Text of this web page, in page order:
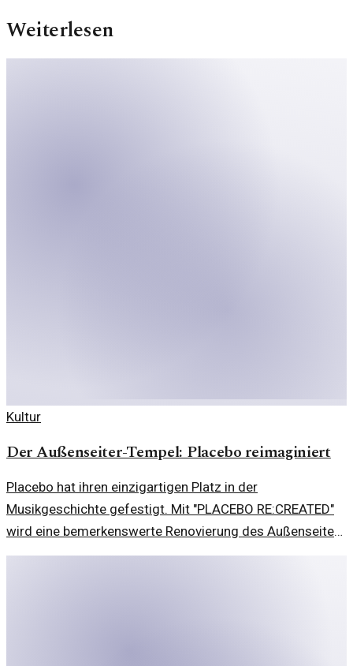
Weiterlesen
Kultur
Der Außenseiter-Tempel: Placebo reimaginiert
Placebo hat ihren einzigartigen Platz in der
Musikgeschichte gefestigt. Mit "PLACEBO RE:CREATED"
wird eine bemerkenswerte Renovierung des Außenseiter-
Tempels gewagt.